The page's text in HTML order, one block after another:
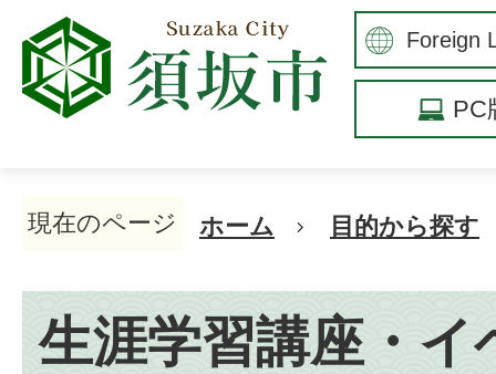
PC
現在のページ ホーム 目的から探す
生涯学習講座・イ